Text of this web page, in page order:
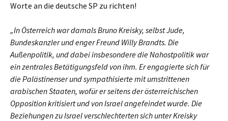
Worte an die deutsche SP zu richten!
„In Österreich war damals Bruno Kreisky, selbst Jude,
Bundeskanzler und enger Freund Willy Brandts. Die
Außenpolitik, und dabei insbesondere die Nahostpolitik war
ein zentrales Betätigungsfeld von ihm. Er engagierte sich für
die Palästinenser und sympathisierte mit umstrittenen
arabischen Staaten, wofür er seitens der österreichischen
Opposition kritisiert und von Israel angefeindet wurde. Die
Beziehungen zu Israel verschlechterten sich unter Kreisky